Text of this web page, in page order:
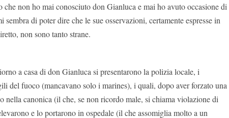
che non ho mai conosciuto don Gianluca e mai ho avuto occasione di
sembra di poter dire che le sue osservazioni, certamente espresse in
non sono tanto strane.
a casa di don Gianluca si presentarono la polizia locale, i
del fuoco (mancavano solo i marines), i quali, dopo aver forzato una
nella canonica (il che, se non ricordo male, si chiama violazione di
e lo portarono in ospedale (il che assomiglia molto a un